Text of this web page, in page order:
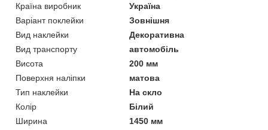
Країна виробник
Україна
Варіант поклейки
Зовнішня
Вид наклейки
Декоративна
Вид транспорту
автомобіль
Висота
200 мм
Поверхня наліпки
матова
Тип наклейки
На скло
Колір
Білий
Ширина
1450 мм